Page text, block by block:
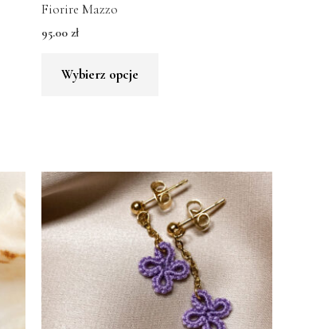
Fiorire Mazzo
95.00zł
Wybierz opcje